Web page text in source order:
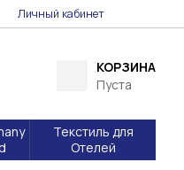
Личный кабинет
КОРЗИНА
Пуста
Текстиль для
Отелей